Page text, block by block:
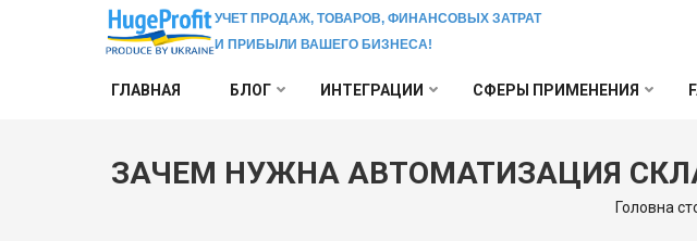
УЧЕТ ПРОДАЖ, ТОВАРОВ, ФИНАНСОВЫХ ЗАТРАТ
И ПРИБЫЛИ ВАШЕГО БИЗНЕСА!
ГЛАВНАЯ БЛОГ ИНТЕГРАЦИИ СФЕРЫ ПРИМЕНЕНИЯ
ЗАЧЕМ НУЖНА АВТОМАТИЗАЦИЯ
Головна